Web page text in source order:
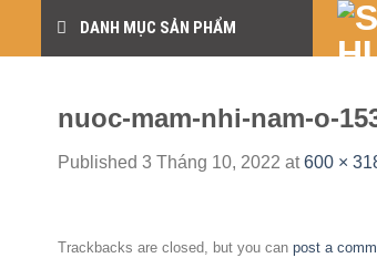
DANH MỤC SẢN PHẨM
nuoc-mam-nhi-nam-o-
Published 3 Tháng 10, 2022 at600 ×
Trackbacks are closed, but you can post a